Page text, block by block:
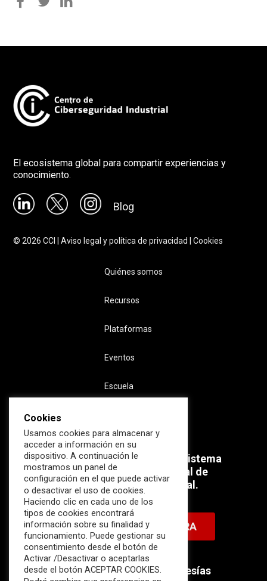
El ecosistema global para compartir experiencias y
conocimiento.
Blog
©2026 CCI |Aviso legal y política de privacidad |Cookies
Quiénes somos
Recursos
Plataformas
Eventos
Escuela
Súmate ahora al mayor Ecosistema
profesional e internacional de
Ciberseguridad Industrial.
HAZTE MIEMBRO AHORA
Descubre nuestras membresías
Cookies
Usamos cookies para almacenar y
acceder a información en su
dispositivo. A continuación le
mostramos un panel de
configuración en el que puede activar
o desactivar el uso de cookies.
Haciendo clic en cada uno de los
tipos de cookies encontrará
información sobre su finalidad y
funcionamiento. Puede gestionar su
consentimiento desde el botón de
Activar /Desactivar o aceptarlas
desde el botón ACEPTAR COOKIES.